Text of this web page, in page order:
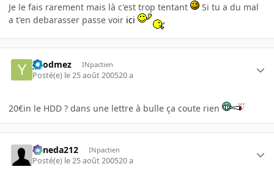
Je le fais rarement mais là c'est trop tentant
Si tu a du mal
a t'en debarasser passe voir ici
ygodmez INpactien
Posté(e) le 25 août 200520 a
20€in le HDD ? dans une lettre à bulle ça coute rien
keneda212 INpactien
Posté(e) le 25 août 200520 a